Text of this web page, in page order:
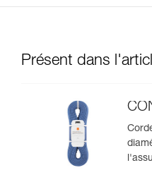
Présent dans